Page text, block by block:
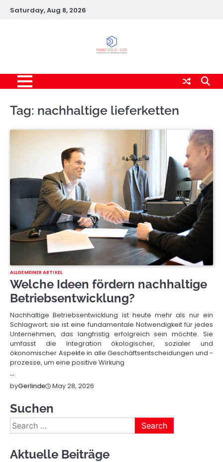
SkipSaturday, Aug 8, 2026
Tag: nachhaltige lieferketten
ALLGEMEINER ARTIKEL
Welche Ideen fördern nachhaltige
Betriebsentwicklung?
Nachhaltige Betriebsentwicklung ist heute mehr als nur ein
Schlagwort; sie ist eine fundamentale Notwendigkeit für jedes
Unternehmen, das langfristig erfolgreich sein möchte. Sie
umfasst die Integration ökologischer, sozialer und
ökonomischer Aspekte in alle Geschäftsentscheidungen und -
prozesse, um eine positive Wirkung
…
byGerlinde May 28, 2026
Suchen
Search
for:
Aktuelle Beiträge